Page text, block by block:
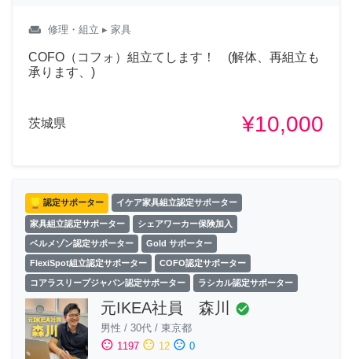
weekend 修理・組立 ▸ 家具
COFO（コフォ）組立てします！ (解体、再組立も
承ります、)
茨城県 ¥10,000
認定サポーター イケア家具組立認定サポーター
家具組立認定サポーター シェアワーカー保険加入
ベルメゾン認定サポーター Gold サポーター
FlexiSpot組立認定サポーター COFO認定サポーター
コアラスリープジャパン認定サポーター ラシカル認定サポーター
元IKEA社員 森川 check_circle
男性 / 30代 / 東京都
sentiment_satisfied 1197 sentiment_neutral 12 sentiment_dissatisfied 0